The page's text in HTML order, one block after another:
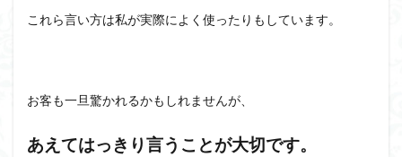
これら言い方は私が実際によく使ったりもしています。
お客も一旦驚かれるかもしれませんが、
あえてはっきり言うことが大切です。